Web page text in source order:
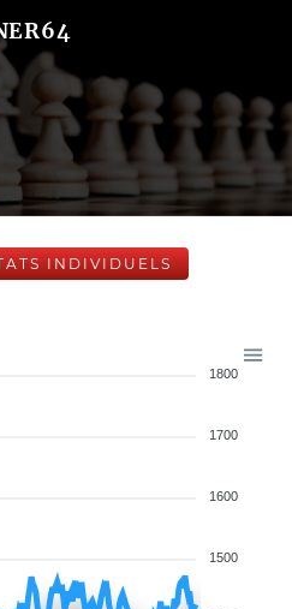
INDIVIDUELS
1800
1700
1600
1500